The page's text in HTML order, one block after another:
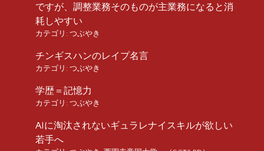
ですが、調整業務そのものが主業務になると消
耗しやすい
カテゴリ: つぶやき
チンギスハンのレイプ名言
カテゴリ: つぶやき
学歴＝記憶力
カテゴリ: つぶやき
AIに淘汰されないギュラレナイスキルが欲しい
若手へ